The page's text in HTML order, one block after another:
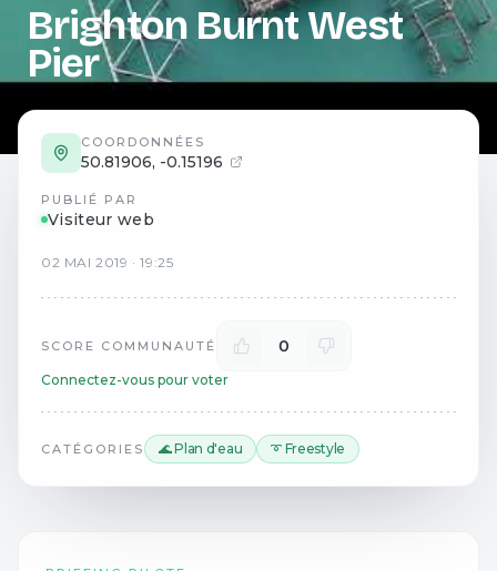
Brighton Burnt West
Pier
COORDONNÉES
50.81906, -0.15196
PUBLIÉ PAR
Visiteur web
02 MAI 2019 ·19:25
SCORE COMMUNAUTÉ 0
Connectez-vous pour voter
CATÉGORIES 🌊 Plan d'eau ➰ Freestyle